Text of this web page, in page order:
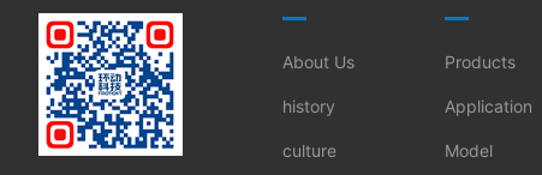
About Us
history
culture
Products
Application
Model